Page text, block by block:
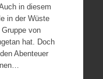
in diesem
in der Wüste
von
hat. Doch
Abenteuer